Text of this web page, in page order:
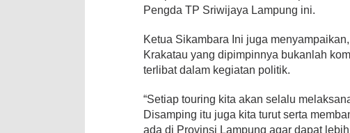
Pengda TP Sriwijaya Lampung ini.
Ketua Sikambara Ini juga
Krakatau yang dipimpinnya bukanlah
terlibat dalam kegiatan politik.
“Setiap touring kita akan selalu
Disamping itu juga kita turut serta
ada di Provinsi Lampung agar dapat